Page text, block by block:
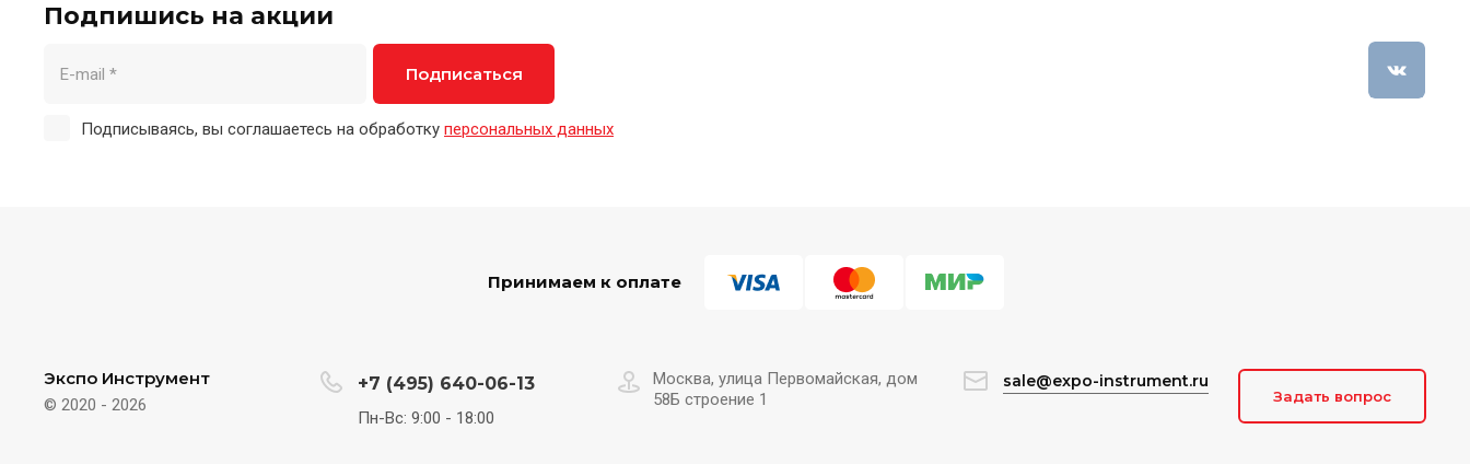
Подпишись на акции
Подписываясь, вы соглашаетесь на обработку персональных данных
Подписаться
Принимаем к оплате
Экспо Инструмент
© 2020 - 2026
+7 (495) 640-06-13
Пн-Вс: 9:00 - 18:00
Москва, улица Первомайская, дом
58Б строение 1
sale@expo-instrument.ru
Задать вопрос